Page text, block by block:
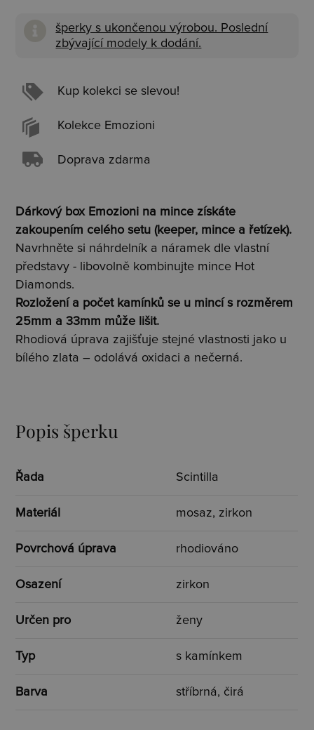
šperky s ukončenou výrobou. Poslední
zbývající modely k dodání.
Kup kolekci se slevou!
Kolekce Emozioni
Doprava zdarma
Dárkový box Emozioni na mince získáte
zakoupením celého setu (keeper, mince a řetízek).
Navrhněte si náhrdelník a náramek dle vlastní
představy - libovolně kombinujte mince Hot
Diamonds.
Rozložení a počet kamínků se u mincí s rozměrem
25mm a 33mm může lišit.
Rhodiová úprava zajišťuje stejné vlastnosti jako u
bílého zlata – odolává oxidaci a nečerná.
Popis šperku
Řada Scintilla
Materiál mosaz, zirkon
Povrchová úprava rhodiováno
Osazení zirkon
Určen pro ženy
Typ s kamínkem
Barva stříbrná, čirá